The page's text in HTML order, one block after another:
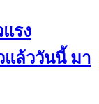
แรง
แล้ววันนี้ มา